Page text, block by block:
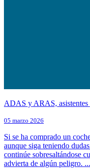
ADAS y ARAS, asistentes
05 marzo 2026
Si se ha comprado un
aunque siga teniendo
continúe sobresaltándose
advierta de algún peligro. ...